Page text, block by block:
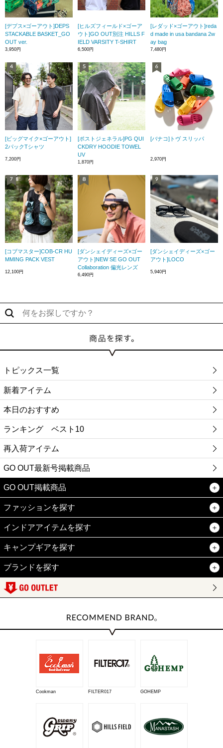
[デプス×ゴーアウト]DEPS
STACKABLE BASKET_GO
OUT ver.
3,950円
[ヒルズフィールド×ゴーア
ウト]GO OUT別注 HILLS F
IELD VARSITY T-SHIRT
6,500円
[レダッド×ゴーアウト]reda
d made in usa bandana 2w
ay bag
7,480円
[ビッグマイク×ゴーアウト]
2パックTシャツ
7,200円
[ポストジェネラル]PG QUI
CKDRY HOODIE TOWEL
UV
1,870円
[バナコ]トヴ スリッパ
2,970円
[コブマスター]COB-CR HU
MMING PACK VEST
12,100円
[ダンシェイディーズ×ゴー
アウト]NEW SE GO OUT
Collaboration 偏光レンズ
6,490円
[ダンシェイディーズ×ゴー
アウト]LOCO
5,940円
トピックス一覧
新着アイテム
本日のおすすめ
ランキング ベスト10
再入荷アイテム
GO OUT最新号掲載商品
GO OUT掲載商品
ファッションを探す
インドアアイテムを探す
キャンプギアを探す
ブランドを探す
Cookman FILTER017 GOHEMP